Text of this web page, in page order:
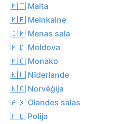
🇲🇹 Malta
🇲🇪 Melnkalne
🇮🇲 Menas sala
🇲🇩 Moldova
🇲🇨 Monako
🇳🇱 Nīderlande
🇳🇴 Norvēģija
🇦🇽 Olandes salas
🇵🇱 Polija